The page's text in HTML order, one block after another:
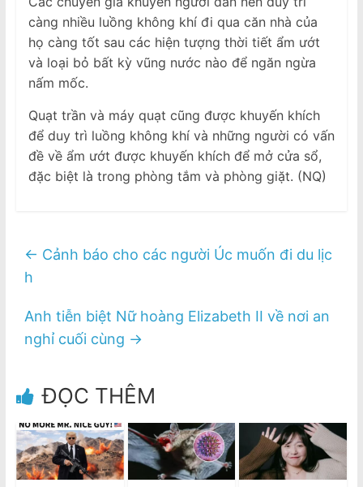
càng nhiều luồng không khí đi qua căn nhà của
họ càng tốt sau các hiện tượng thời tiết ẩm ướt
và loại bỏ bất kỳ vũng nước nào để ngăn ngừa
nấm mốc.
Quạt trần và máy quạt cũng được khuyến khích
để duy trì luồng không khí và những người có vấn
đề về ẩm ướt được khuyến khích để mở cửa sổ,
đặc biệt là trong phòng tắm và phòng giặt. (NQ)
← Cảnh báo cho các người Úc muốn đi du lịc
h
Anh tiễn biệt Nữ hoàng Elizabeth II về nơi an
nghỉ cuối cùng →
ĐỌC THÊM